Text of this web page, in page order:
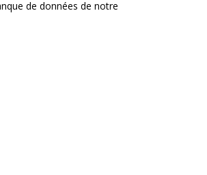
de données de notre